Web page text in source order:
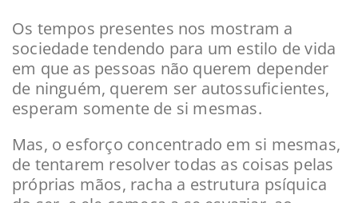
Os tempos presentes nos mostram a
sociedade tendendo para um estilo de vida
em que as pessoas não querem depender
de ninguém, querem ser autossuficientes,
esperam somente de si mesmas.
Mas, o esforço concentrado em si mesmas,
de tentarem resolver todas as coisas pelas
próprias mãos, racha a estrutura psíquica